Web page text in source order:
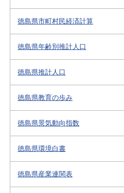
徳島県市町村民経済計算
徳島県年齢別推計人口
徳島県推計人口
徳島県教育の歩み
徳島県景気動向指数
徳島県環境白書
徳島県産業連関表